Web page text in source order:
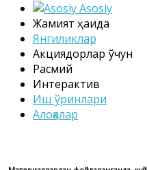
Asosiy
Жамият ҳақида
Янгиликлар
Акциядорлар ўчун
Расмий
Интерактив
Иш ўринлари
Алоқалар